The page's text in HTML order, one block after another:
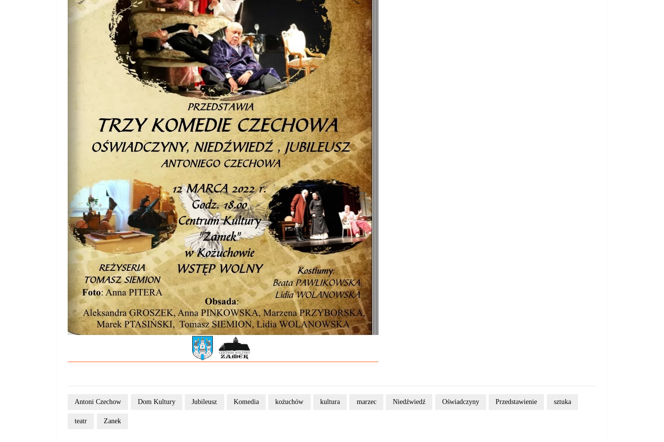
Antoni Czechow Dom Kultury Jubileusz Komedia kożuchów kultura marzec Niedźwiedź Oświadczyny Przedstawienie sztuka
teatr Zanek